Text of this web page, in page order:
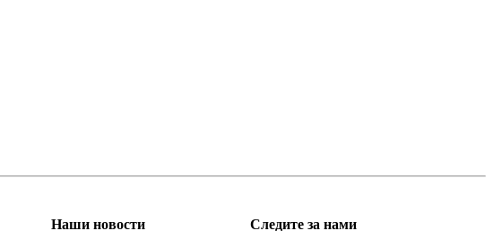
Наши новости Следите за нами